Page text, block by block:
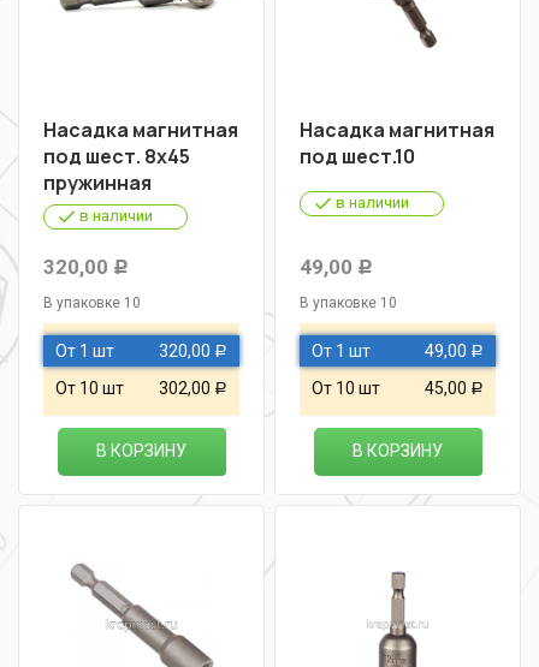
Насадка магнитная
под шест. 8х45
пружинная
в наличии
320,00 Р
В упаковке 10
От 1 шт 320,00 Р
От 10 шт 302,00 Р
В КОРЗИНУ
Насадка магнитная
под шест.10
в наличии
49,00 Р
В упаковке 10
От 1 шт 49,00 Р
От 10 шт 45,00 Р
В КОРЗИНУ